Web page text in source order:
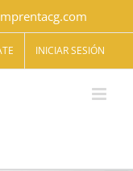
INICIAR SESIÓN